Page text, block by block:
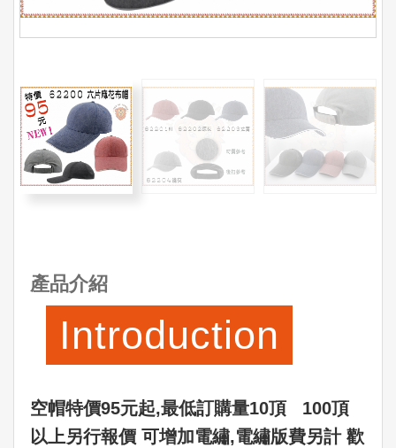
產品介紹
Introduction
空帽特價95元起‚最低訂購量10頂 100頂
以上另行報價 可增加電繡,電繡版費另計 歡